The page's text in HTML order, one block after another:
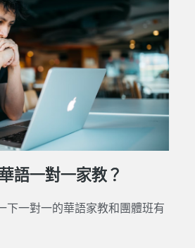
語一對一家教？
下一對一的華語家教和團體班有